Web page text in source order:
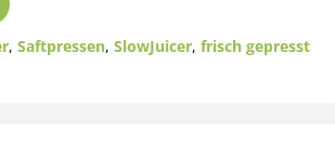
, Saftpressen, SlowJuicer, frisch gepresst